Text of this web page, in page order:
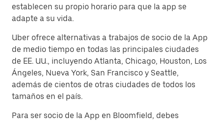
establecen su propio horario para que la app se
adapte a su vida.
Uber ofrece alternativas a trabajos de socio de la App
de medio tiempo en todas las principales ciudades
de EE. UU., incluyendo Atlanta, Chicago, Houston, Los
Ángeles, Nueva York, San Francisco y Seattle,
además de cientos de otras ciudades de todos los
tamaños en el país.
Para ser socio de la App en Bloomfield, debes